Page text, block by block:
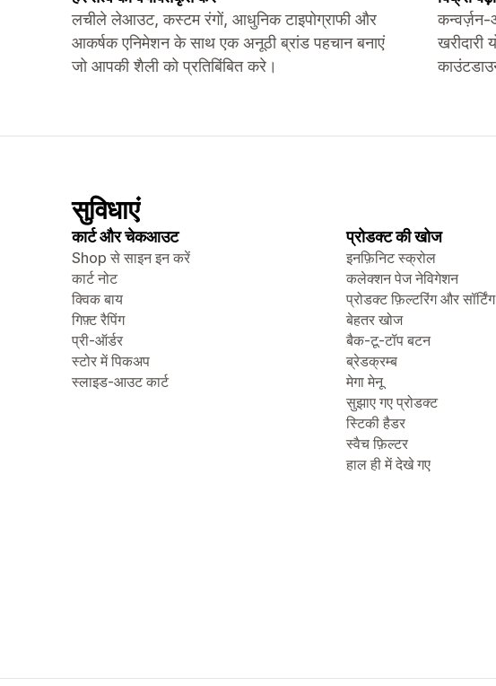
लचीले लेआउट, कस्टम रंगों, आधुनिक टाइपोग्राफी और
आकर्षक एनिमेशन के साथ एक अनूठी ब्रांड पहचान बनाएं
जो आपकी शैली को प्रतिबिंबित करे।
खरीदारी
सुविधाएं
कार्ट और चेकआउट
Shop से साइन इन करें
कार्ट नोट
क्विक बाय
गिफ़्ट रैपिंग
प्री-ऑर्डर
स्टोर में पिकअप
स्लाइड-आउट कार्ट
प्रोडक्ट की खोज
इनफ़िनिट स्क्रोल
कलेक्शन पेज नेविगेशन
प्रोडक्ट फ़िल्टरिंग और सॉर्टिंग
बेहतर खोज
बैक-टू-टॉप बटन
ब्रेडक्रम्ब
मेगा मेनू
सुझाए गए प्रोडक्ट
स्टिकी हैडर
स्वैच फ़िल्टर
हाल ही में देखे गए